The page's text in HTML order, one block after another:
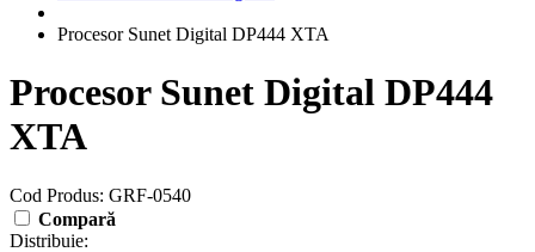
Procesor Sunet Digital DP444 XTA
Procesor Sunet Digital DP444
XTA
Cod Produs: GRF-0540
Compară
Distribuie: